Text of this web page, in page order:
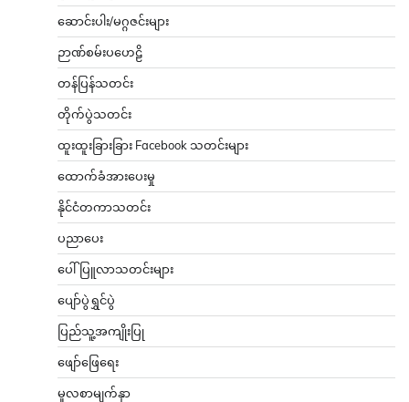
ဆောင်းပါး/မဂ္ဂဇင်းများ
ဉာဏ်စမ်းပဟေဠိ
တန်ပြန်သတင်း
တိုက်ပွဲသတင်း
ထူးထူးခြားခြား Facebook သတင်းများ
ထောက်ခံအားပေးမှု
နိုင်ငံတကာသတင်း
ပညာပေး
ပေါ်ပြူလာသတင်းများ
ပျော်ပွဲရွှင်ပွဲ
ပြည်သူ့အကျိုးပြု
ဖျော်ဖြေရေး
မူလစာမျက်နှာ